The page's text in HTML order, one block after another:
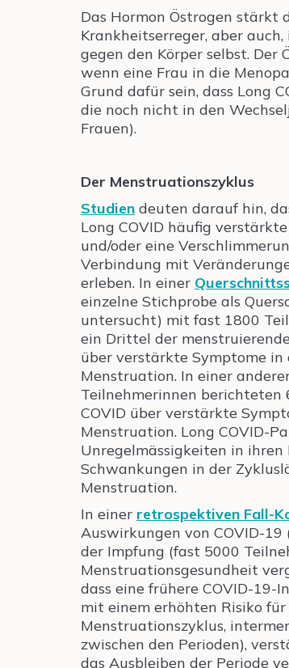
Das Hormon Östrogen stärkt
Krankheitserreger, aber
gegen den Körper selbst. Der
wenn eine Frau in die
Grund dafür sein, dass Long
die noch nicht in den
Frauen).
Der Menstruationszyklus
Studien deuten darauf hin,
Long COVID häufig
und/oder eine
Verbindung mit
erleben. In einer
einzelne Stichprobe als
untersucht) mit fast 1800
ein Drittel der
über verstärkte Symptome
Menstruation. In einer
Teilnehmerinnen
COVID über verstärkte
Menstruation. Long COVID-
Unregelmässigkeiten in ihren
Schwankungen in der
Menstruation.
In einer retrospektiven Fall-
Auswirkungen von COVID-
der Impfung (fast 5000
Menstruationsgesundheit
dass eine frühere COVID-19-
mit einem erhöhten Risiko
Menstruationszyklus,
zwischen den Perioden),
das Ausbleiben der Periode